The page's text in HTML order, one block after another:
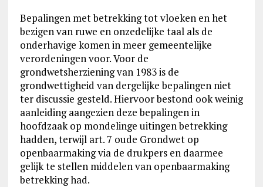
Bepalingen met betrekking tot vloeken en het
bezigen van ruwe en onzedelijke taal als de
onderhavige komen in meer gemeentelijke
verordeningen voor. Voor de
grondwetsherziening van 1983 is de
grondwettigheid van dergelijke bepalingen niet
ter discussie gesteld. Hiervoor bestond ook weinig
aanleiding aangezien deze bepalingen in
hoofdzaak op mondelinge uitingen betrekking
hadden, terwijl art. 7 oude Grondwet op
openbaarmaking via de drukpers en daarmee
gelijk te stellen middelen van openbaarmaking
betrekking had.